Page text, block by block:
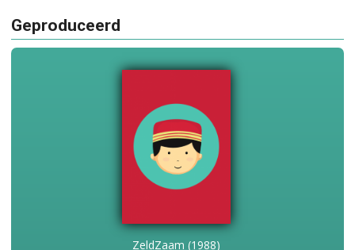
Geproduceerd
ZeldZaam (1988)